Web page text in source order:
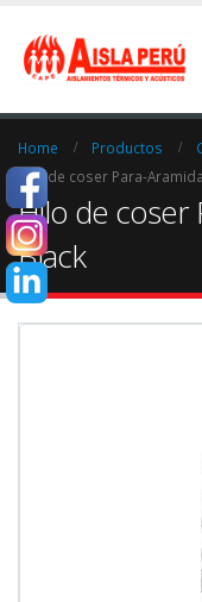
Home Productos
Hilo de coser Para-
Hilo de coser
Black